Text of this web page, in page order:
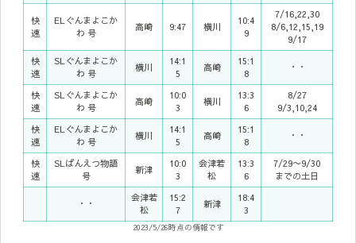
快
速
ELぐんまよこか
わ 号
高崎 9:47 横川
10:4
9
7/16,22,30
8/6,12,15,19
9/17
快
速
SLぐんまよこか
わ 号
横川
14:1
5
高崎
15:1
8
・・
快
速
SLぐんまよこか
わ 号
高崎
10:0
3
横川
13:3
6
8/27
9/3,10,24
快
速
ELぐんまよこか
わ 号
横川
14:1
5
高崎
15:1
8
・・
快
速
SLばんえつ物語
号
新津
10:0
3
会津若
松
13:3
6
7/29〜9/30
までの土日
・・
会津若
松
15:2
7
新津
18:4
3
2023/5/26時点の情報です